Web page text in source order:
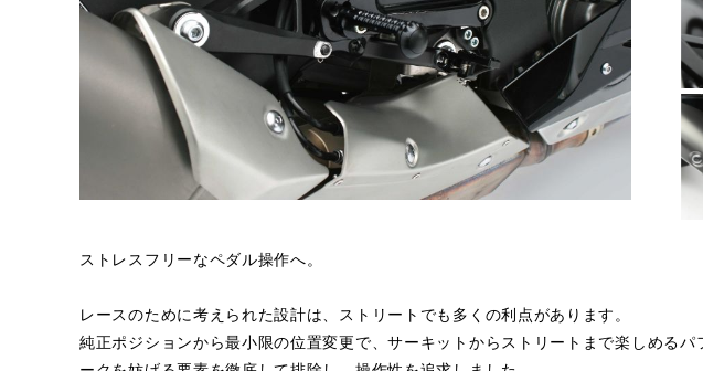
ストレスフリーなペダル操作へ。
レースのために考えられた設計は、ストリートでも多くの利点があります。
純正ポジションから最小限の位置変更で、サーキットからストリートまで楽しめるパ